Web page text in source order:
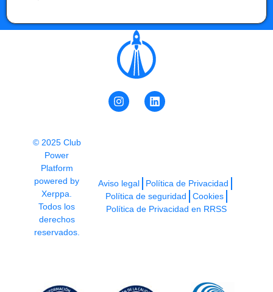
© 2025 Club
Power
Platform
powered by
Xerppa.
Todos los
derechos
reservados.
Aviso legal
Política de Privacidad
Política de seguridad
Cookies
Política de Privacidad en RRSS